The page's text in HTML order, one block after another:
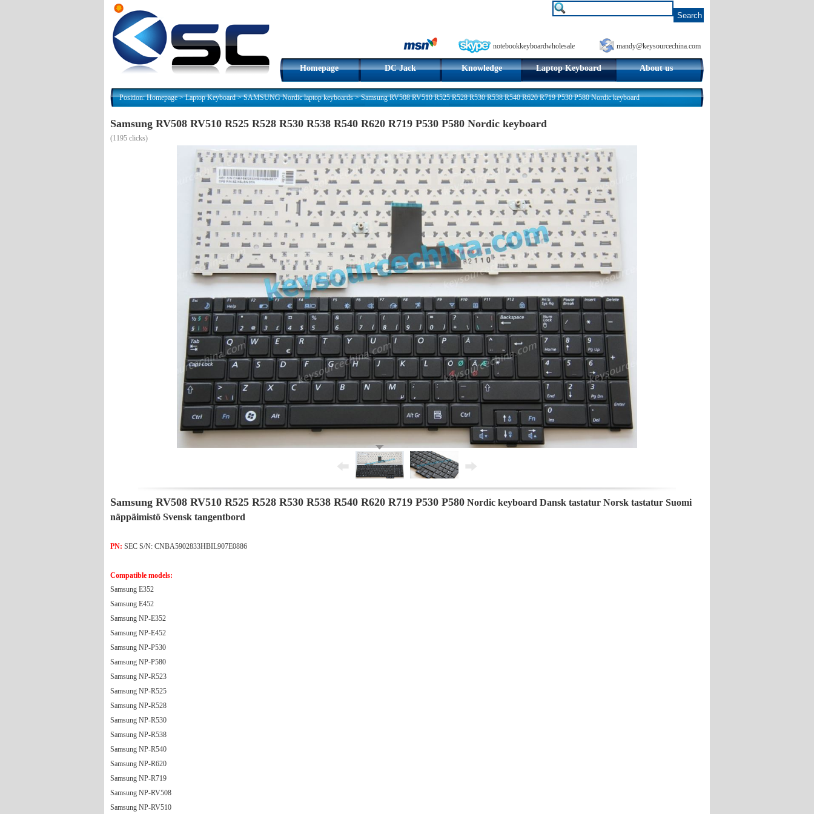
notebookkeyboardwholesale mandy@keysourcechina.com
Homepage DC Jack Knowledge Laptop Keyboard About us
Position:Homepage>Laptop Keyboard>SAMSUNG Nordic laptop keyboards>Samsung RV508 RV510 R525 R528 R530 R538 R540 R620 R719 P530 P580 Nordic keyboard
Samsung RV508 RV510 R525 R528 R530 R538 R540 R620 R719 P530 P580 Nordic keyboard
(1195 clicks)
Samsung RV508 RV510 R525 R528 R530 R538 R540 R620 R719 P530 P580 Nordic keyboard Dansk tastatur Norsk tastatur Suomi
näppäimistö Svensk tangentbord
PN: SEC S/N: CNBA5902833HBIL907E0886
Compatible models:
Samsung E352
Samsung E452
Samsung NP-E352
Samsung NP-E452
Samsung NP-P530
Samsung NP-P580
Samsung NP-R523
Samsung NP-R525
Samsung NP-R528
Samsung NP-R530
Samsung NP-R538
Samsung NP-R540
Samsung NP-R620
Samsung NP-R719
Samsung NP-RV508
Samsung NP-RV510